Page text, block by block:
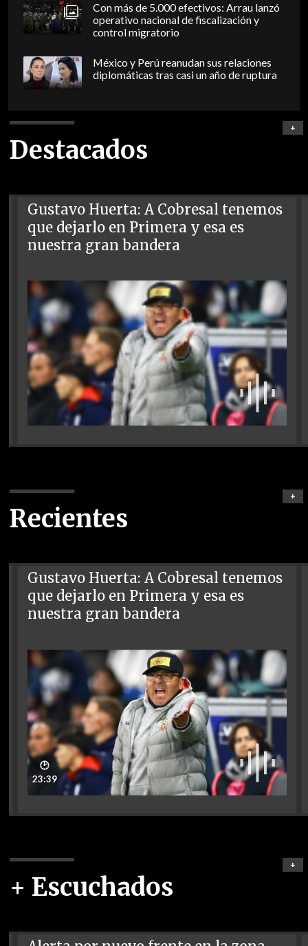
Con más de 5.000 efectivos: Arrau lanzó
operativo nacional de fiscalización y
control migratorio
México y Perú reanudan sus relaciones
diplomáticas tras casi un año de ruptura
Destacados
+
Gustavo Huerta: A Cobresal tenemos
que dejarlo en Primera y esa es
nuestra gran bandera
Recientes
+
Gustavo Huerta: A Cobresal tenemos
que dejarlo en Primera y esa es
nuestra gran bandera
🕑
23:39
+ Escuchados
+